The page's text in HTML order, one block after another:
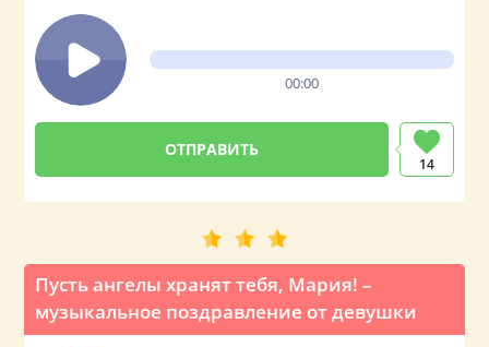
00:00
14
Пусть ангелы хранят тебя, Мария! –
музыкальное поздравление от девушки